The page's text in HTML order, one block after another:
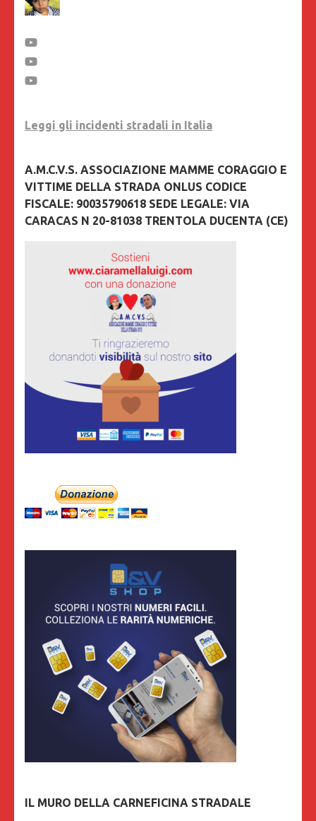
Leggi gli incidenti stradali in Italia
A.M.C.V.S. ASSOCIAZIONE MAMME CORAGGIO E
VITTIME DELLA STRADA ONLUS CODICE
FISCALE: 90035790618 SEDE LEGALE: VIA
CARACAS N 20-81038 TRENTOLA DUCENTA (CE)
IL MURO DELLA CARNEFICINA STRADALE